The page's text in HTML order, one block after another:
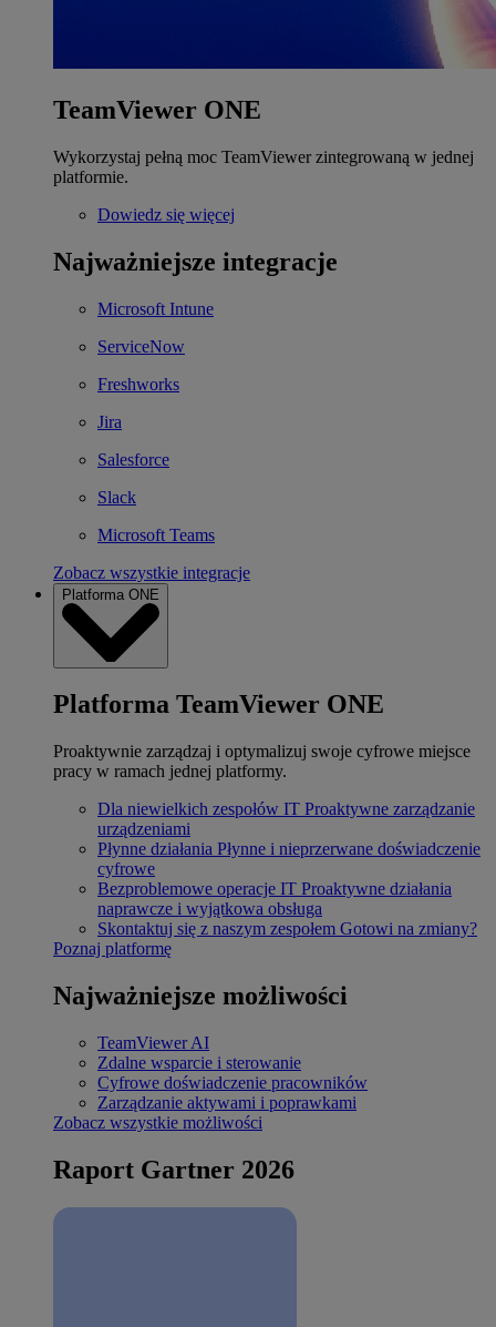
TeamViewer ONE
Wykorzystaj pełną moc TeamViewer zintegrowaną w jednej
platformie.
Dowiedz się więcej
Najważniejsze integracje
Microsoft Intune
ServiceNow
Freshworks
Jira
Salesforce
Slack
Microsoft Teams
Zobacz wszystkie integracje
Platforma ONE
Platforma TeamViewer ONE
Proaktywnie zarządzaj i optymalizuj swoje cyfrowe miejsce
pracy w ramach jednej platformy.
Dla niewielkich zespołów IT Proaktywne zarządzanie
urządzeniami
Płynne działania Płynne i nieprzerwane doświadczenie
cyfrowe
Bezproblemowe operacje IT Proaktywne działania
naprawcze i wyjątkowa obsługa
Skontaktuj się z naszym zespołem Gotowi na zmiany?
Poznaj platformę
Najważniejsze możliwości
TeamViewer AI
Zdalne wsparcie i sterowanie
Cyfrowe doświadczenie pracowników
Zarządzanie aktywami i poprawkami
Zobacz wszystkie możliwości
Raport Gartner 2026